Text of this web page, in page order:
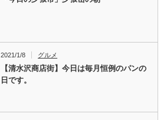
2021/1/8 グルメ
【清水沢商店街】今日は毎月恒例のパンの
日です。